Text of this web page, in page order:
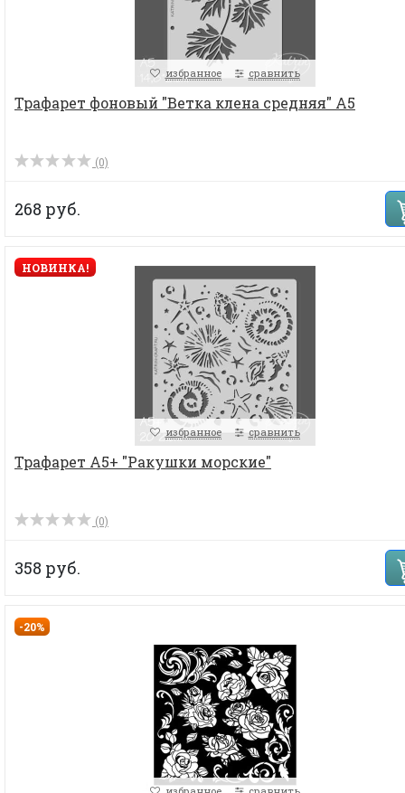
избранное сравнить
Трафарет фоновый "Ветка клена средняя" А5
(0)
268 руб.
НОВИНКА!
избранное сравнить
Трафарет А5+ "Ракушки морские"
(0)
358 руб.
-20%